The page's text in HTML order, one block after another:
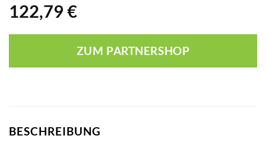
122,79 €
ZUM PARTNERSHOP
BESCHREIBUNG